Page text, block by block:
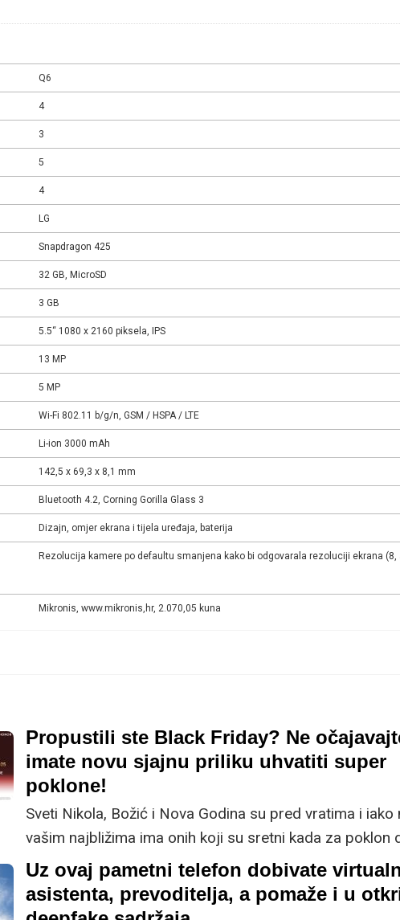
Q6
4
3
5
4
LG
Snapdragon 425
32 GB, MicroSD
3 GB
5.5“ 1080 x 2160 piksela, IPS
13 MP
5 MP
Wi-Fi 802.11 b/g/n, GSM / HSPA / LTE
Li-ion 3000 mAh
142,5 x 69,3 x 8,1 mm
Bluetooth 4.2, Corning Gorilla Glass 3
Dizajn, omjer ekrana i tijela uređaja, baterija
Rezolucija kamere po defaultu smanjena kako bi odgovarala rezoluciji ekrana (8,
Mikronis, www.mikronis,hr, 2.070,05 kuna
Propustili ste Black Friday? Ne
imate novu sjajnu priliku uhvatiti super
poklone!
Sveti Nikola, Božić i Nova Godina su pred vratima i iako
vašim najbližima ima onih koji su sretni kada za poklon
omiljenu slasticu ili neku sitnica, neke će ipak najviše
vrhunska tehnologija. Do kraja godine HONOR je
odlične akcije na modele koji nude fantastičan omjer
Uz ovaj pametni telefon dobivate
asistenta, prevoditelja, a pomaže i u